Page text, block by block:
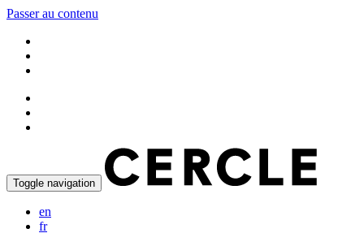
Passer au contenu
Toggle navigation
en
fr